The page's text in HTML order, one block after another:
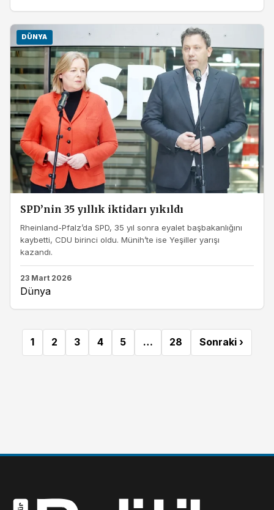
DÜNYA
SPD’nin 35 yıllık iktidarı yıkıldı
Rheinland-Pfalz’da SPD, 35 yıl sonra eyalet başbakanlığını
kaybetti, CDU birinci oldu. Münih’te ise Yeşiller yarışı
kazandı.
23 Mart 2026
Dünya
1 2 3 4 5 … 28 Sonraki ›